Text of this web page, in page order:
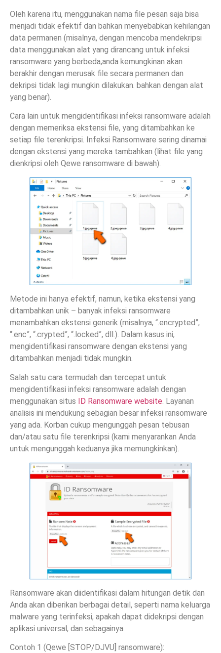
Oleh karena itu, menggunakan nama file pesan saja bisa
menjadi tidak efektif dan bahkan menyebabkan kehilangan
data permanen (misalnya, dengan mencoba mendekripsi
data menggunakan alat yang dirancang untuk infeksi
ransomware yang berbeda,anda kemungkinan akan
berakhir dengan merusak file secara permanen dan
dekripsi tidak lagi mungkin dilakukan. bahkan dengan alat
yang benar).
Cara lain untuk mengidentifikasi infeksi ransomware adalah
dengan memeriksa ekstensi file, yang ditambahkan ke
setiap file terenkripsi. Infeksi Ransomware sering dinamai
dengan ekstensi yang mereka tambahkan (lihat file yang
dienkripsi oleh Qewe ransomware di bawah).
Metode ini hanya efektif, namun, ketika ekstensi yang
ditambahkan unik – banyak infeksi ransomware
menambahkan ekstensi generik (misalnya, “.encrypted”,
“.enc”, “.crypted”, “.locked”, dll.). Dalam kasus ini,
mengidentifikasi ransomware dengan ekstensi yang
ditambahkan menjadi tidak mungkin.
Salah satu cara termudah dan tercepat untuk
mengidentifikasi infeksi ransomware adalah dengan
menggunakan situs ID Ransomware website . Layanan
analisis ini mendukung sebagian besar infeksi ransomware
yang ada. Korban cukup mengunggah pesan tebusan
dan/atau satu file terenkripsi (kami menyarankan Anda
untuk mengunggah keduanya jika memungkinkan).
Ransomware akan diidentifikasi dalam hitungan detik dan
Anda akan diberikan berbagai detail, seperti nama keluarga
malware yang terinfeksi, apakah dapat didekripsi dengan
aplikasi universal, dan sebagainya.
Contoh 1 (Qewe [STOP/DJVU] ransomware):